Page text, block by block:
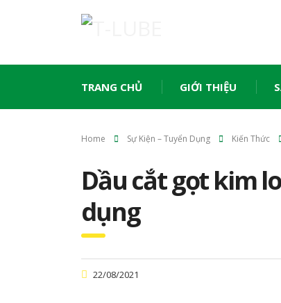
TRANG CHỦ GIỚI THIỆU
Home Sự Kiện – Tuyển Dụng Kiến Thức
Dầu cắt gọt kim
dụng
22/08/2021